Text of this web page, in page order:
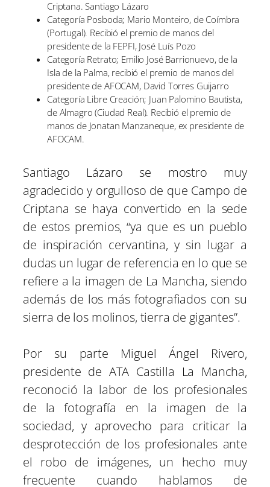
Criptana. Santiago Lázaro
Categoría Posboda; Mario Monteiro, de Coímbra
(Portugal). Recibió el premio de manos del
presidente de la FEPFI, José Luís Pozo
Categoría Retrato; Emilio José Barrionuevo, de la
Isla de la Palma, recibió el premio de manos del
presidente de AFOCAM, David Torres Guijarro
Categoría Libre Creación; Juan Palomino Bautista,
de Almagro (Ciudad Real). Recibió el premio de
manos de Jonatan Manzaneque, ex presidente de
AFOCAM.
Santiago Lázaro se mostro muy
agradecido y orgulloso de que Campo de
Criptana se haya convertido en la sede
de estos premios, “ya que es un pueblo
de inspiración cervantina, y sin lugar a
dudas un lugar de referencia en lo que se
refiere a la imagen de La Mancha, siendo
además de los más fotografiados con su
sierra de los molinos, tierra de gigantes”.
Por su parte Miguel Ángel Rivero,
presidente de ATA Castilla La Mancha,
reconoció la labor de los profesionales
de la fotografía en la imagen de la
sociedad, y aprovecho para criticar la
desprotección de los profesionales ante
el robo de imágenes, un hecho muy
frecuente cuando hablamos de